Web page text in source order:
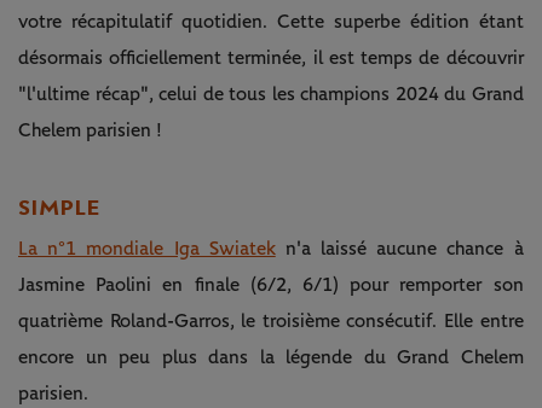
votre récapitulatif quotidien. Cette superbe édition étant
désormais officiellement terminée, il est temps de découvrir
"l'ultime récap", celui de tous les champions 2024 du Grand
Chelem parisien !
SIMPLE
La n°1 mondiale Iga Swiatekn'a laissé aucune chance à
Jasmine Paolini en finale (6/2, 6/1) pour remporter son
quatrième Roland-Garros, le troisième consécutif. Elle entre
encore un peu plus dans la légende du Grand Chelem
parisien.